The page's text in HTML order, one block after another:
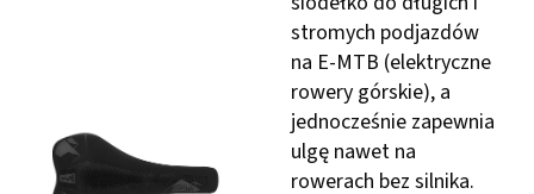
stromych podjazdów
na E-MTB (elektryczne
rowery górskie), a
jednocześnie zapewnia
ulgę nawet na
rowerach bez silnika.